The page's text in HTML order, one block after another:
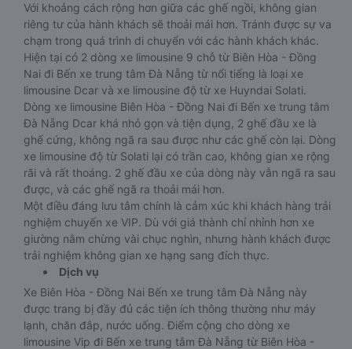
Với khoảng cách rộng hơn giữa các ghế ngồi, không gian
riêng tư của hành khách sẽ thoải mái hơn. Tránh được sự va
chạm trong quá trình di chuyển với các hành khách khác.
Hiện tại có 2 dòng xe limousine 9 chỗ từ Biên Hòa - Đồng
Nai đi Bến xe trung tâm Đà Nẵng từ nổi tiếng là loại xe
limousine Dcar và xe limousine độ từ xe Huyndai Solati.
Dòng xe limousine Biên Hòa - Đồng Nai đi Bến xe trung tâm
Đà Nẵng Dcar khá nhỏ gọn và tiện dụng, 2 ghế đầu xe là
ghế cứng, không ngã ra sau được như các ghế còn lại. Dòng
xe limousine độ từ Solati lại có trần cao, không gian xe rộng
rãi và rất thoáng. 2 ghế đầu xe của dòng này vẫn ngã ra sau
được, và các ghế ngã ra thoải mái hơn.
Một điều đáng lưu tâm chính là cảm xúc khi khách hàng trải
nghiệm chuyến xe VIP. Dù với giá thành chỉ nhỉnh hơn xe
giường nằm chừng vài chục nghìn, nhưng hành khách được
trải nghiệm không gian xe hạng sang đích thực.
Dịch vụ
Xe Biên Hòa - Đồng Nai Bến xe trung tâm Đà Nẵng này
được trang bị đầy đủ các tiện ích thông thường như máy
lạnh, chăn đắp, nước uống. Điểm cộng cho dòng xe
limousine Vip đi Bến xe trung tâm Đà Nẵng từ Biên Hòa -